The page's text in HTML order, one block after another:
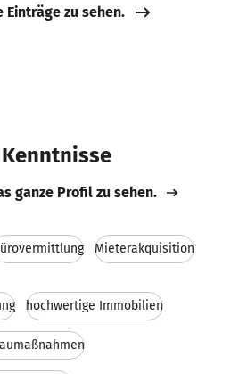
Einträge zu sehen.
ganze Profil zu sehen.
Mieterakquisition
hochwertige Immobilien